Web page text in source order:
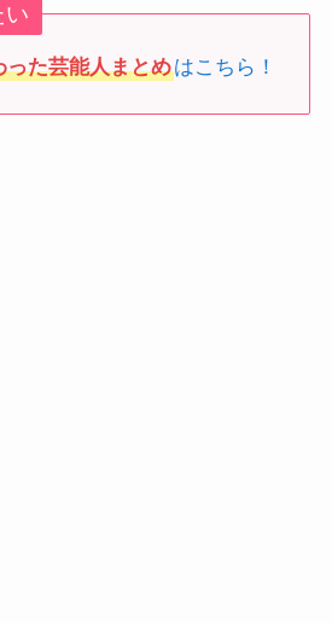
い
った芸能人まとめはこちら！